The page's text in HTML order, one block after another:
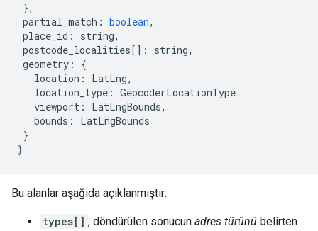
},
partial_match : boolean,
place_id : string,
postcode_localities [] : string,
geometry :
{
location : LatLng,
location_type : GeocoderLocationType
viewport : LatLngBounds,
bounds :
LatLngBounds
}
}
Bu alanlar aşağıda açıklanmıştır:
types[] , döndürülen sonucun adres türünü belirten